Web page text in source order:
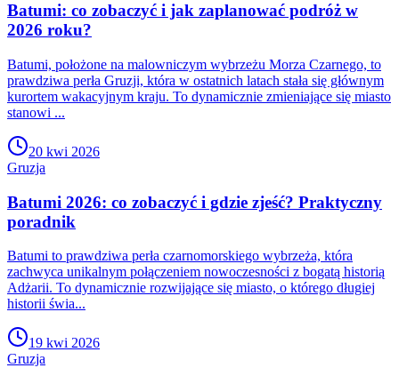
Batumi: co zobaczyć i jak zaplanować podróż w
2026 roku?
Batumi, położone na malowniczym wybrzeżu Morza Czarnego, to
prawdziwa perła Gruzji, która w ostatnich latach stała się głównym
kurortem wakacyjnym kraju. To dynamicznie zmieniające się miasto
stanowi ...
20 kwi 2026
Gruzja
Batumi 2026: co zobaczyć i gdzie zjeść? Praktyczny
poradnik
Batumi to prawdziwa perła czarnomorskiego wybrzeża, która
zachwyca unikalnym połączeniem nowoczesności z bogatą historią
Adżarii. To dynamicznie rozwijające się miasto, o którego długiej
historii świa...
19 kwi 2026
Gruzja